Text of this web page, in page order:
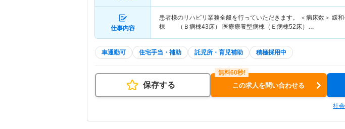
仕事内容
患者様のリハビリ業務全般を行っていただきます。 ＜病床数＞ 緩
棟 （Ｂ病棟43床） 医療療養型病棟（Ｅ病棟52床）…
車通勤可 住宅手当・補助 託児所・育児補助 積極採用中
保存する この求人を問い合わせる
社